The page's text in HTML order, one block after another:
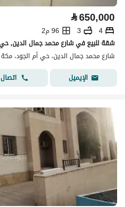
⃁650,000
4
3
96 م2
شارع محمد جمال الدين، حي أم الجود، مكة
الإيميل
اتصال